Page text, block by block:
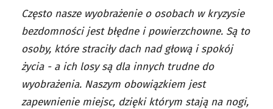
Często nasze wyobrażenie o osobach w kryzysie
bezdomności jest błędne i powierzchowne. Są to
osoby, które straciły dach nad głową i spokój
życia - a ich losy są dla innych trudne do
wyobrażenia. Naszym obowiązkiem jest
zapewnienie miejsc, dzięki którym stają na nogi,